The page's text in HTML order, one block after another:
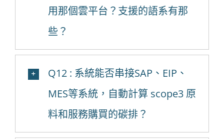
用那個雲平台？支援的語系有那
些？
Q12 : 系統能否串接SAP、EIP、
MES等系統，自動計算 scope3 原
料和服務購買的碳排？